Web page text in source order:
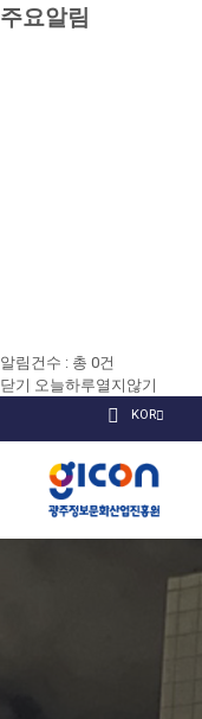
주요알림
알림건수 : 총 0건
닫기 오늘하루열지않기
회원
스
타
그
램
튜
브
이
스
북
KOR국
이